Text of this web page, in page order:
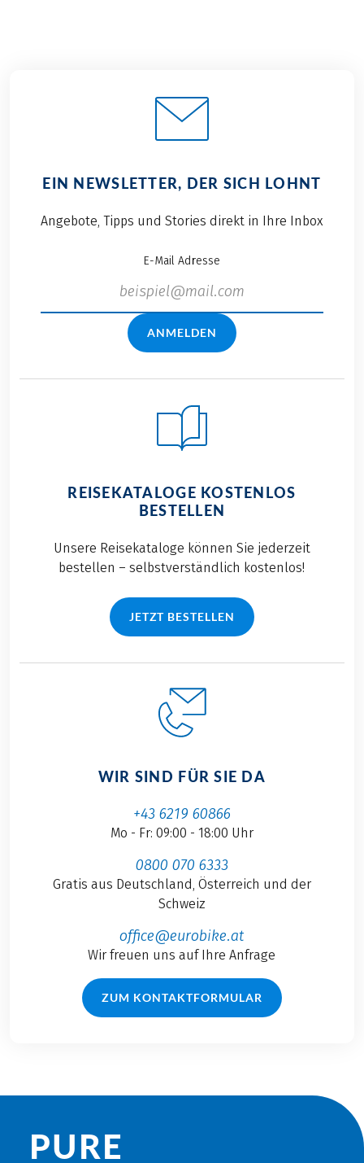
EIN NEWSLETTER, DER SICH LOHNT
Angebote, Tipps und Stories direkt in Ihre Inbox
E-Mail Adresse
ANMELDEN
REISEKATALOGE KOSTENLOS
BESTELLEN
Unsere Reisekataloge können Sie jederzeit
bestellen – selbstverständlich kostenlos!
JETZT BESTELLEN
WIR SIND FÜR SIE DA
+43 6219 60866
Mo - Fr: 09:00 - 18:00 Uhr
0800 070 6333
Gratis aus Deutschland, Österreich und der
Schweiz
office@eurobike.at
Wir freuen uns auf Ihre Anfrage
ZUM KONTAKTFORMULAR
PURE